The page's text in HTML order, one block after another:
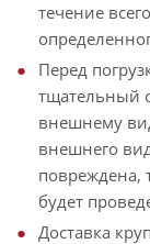
течение
Перед
тщательный
внешнему
внешнего
повреждена,
будет
Доставка